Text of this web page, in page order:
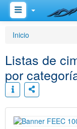
Inicio
Listas de
por